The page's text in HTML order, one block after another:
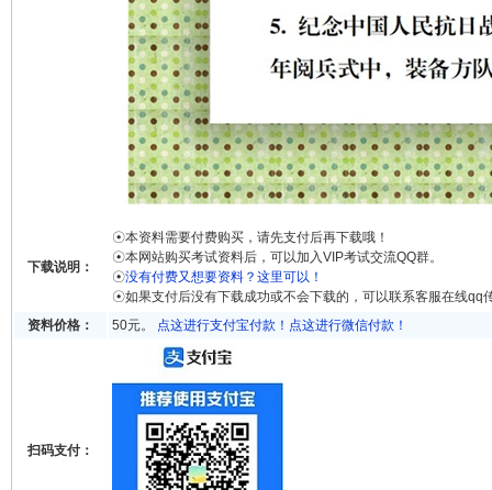
下载说明：
☉本资料需要付费购买，请先支付后再下载哦！
☉本网站购买考试资料后，可以加入VIP考试交流QQ群。
☉没有付费又想要资料？这里可以！
☉如果支付后没有下载成功或不会下载的，可以联系客服在线qq
资料价格：
50元。 点这进行支付宝付款！ 点这进行微信付款！
扫码支付：